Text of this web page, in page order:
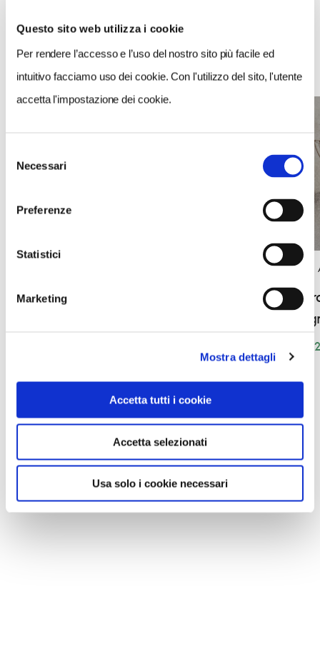
Questo sito web utilizza i cookie
Per rendere l’accesso e l’uso del nostro sito più facile ed
intuitivo facciamo uso dei cookie. Con l'utilizzo del sito, l'utente
accetta l'impostazione dei cookie.
delNecessari
Preferenze
Statistici
Marketing
Mostra dettagli
Accetta tutti i cookie
Accetta selezionati
Usa solo i cookie necessari
Valeggio sul Mincio, Mercato
Visite
7